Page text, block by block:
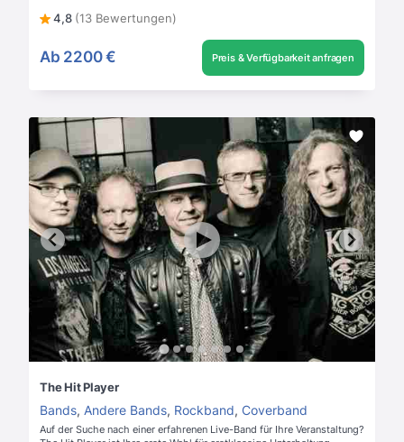
4,8 (13 Bewertungen)
Ab 2200 € Preis & Verfügbarkeit anfragen
The Hit Player
Bands, Andere Bands, Rockband, Coverband
Auf der Suche nach einer erfahrenen Live-Band für Ihre Veranstaltung?